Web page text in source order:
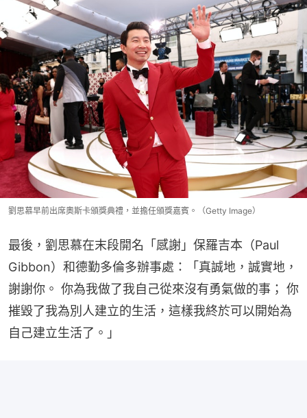
劉思慕早前出席奧斯卡頒獎典禮，並擔任頒獎嘉賓。（Getty Image）
最後，劉思慕在末段開名「感謝」保羅吉本（Paul
Gibbon）和德勤多倫多辦事處：「真誠地，誠實地，
謝謝你。 你為我做了我自己從來沒有勇氣做的事； 你
摧毀了我為別人建立的生活，這樣我終於可以開始為
自己建立生活了。」